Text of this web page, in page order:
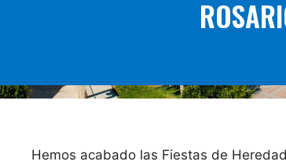
Hemos acabado las Fiestas de